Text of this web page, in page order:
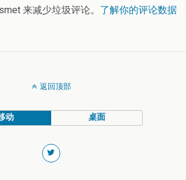
来减少垃圾评论。 了解你的评论数据
返回顶部
动 桌面